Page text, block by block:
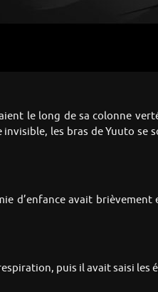
le long de sa colonne
les bras de Yuuto
d’enfance avait
puis il avait saisi les